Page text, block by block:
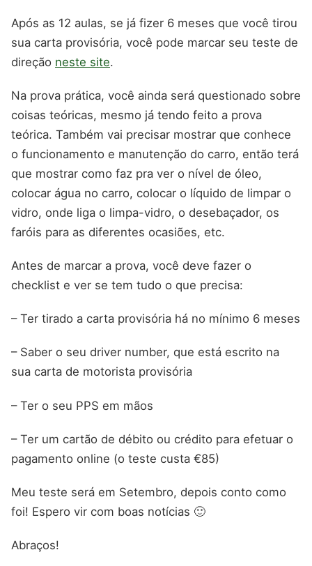
Após as 12 aulas, se já fizer 6 meses que você tirou
sua carta provisória, você pode marcar seu teste de
direção neste site.
Na prova prática, você ainda será questionado sobre
coisas teóricas, mesmo já tendo feito a prova
teórica. Também vai precisar mostrar que conhece
o funcionamento e manutenção do carro, então terá
que mostrar como faz pra ver o nível de óleo,
colocar água no carro, colocar o líquido de limpar o
vidro, onde liga o limpa-vidro, o desebaçador, os
faróis para as diferentes ocasiões, etc.
Antes de marcar a prova, você deve fazer o
checklist e ver se tem tudo o que precisa:
– Ter tirado a carta provisória há no mínimo 6 meses
– Saber o seu driver number, que está escrito na
sua carta de motorista provisória
– Ter o seu PPS em mãos
– Ter um cartão de débito ou crédito para efetuar o
pagamento online (o teste custa €85)
Meu teste será em Setembro, depois conto como
foi! Espero vir com boas notícias 🙂
Abraços!